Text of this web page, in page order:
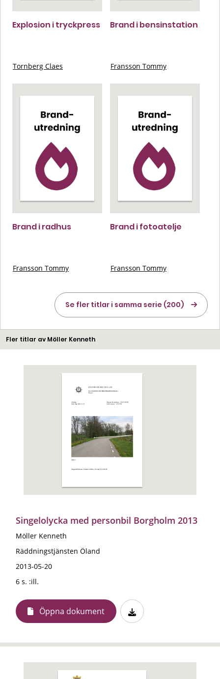
Explosion i tryckpress
Tornberg Claes
Brand i bensinstation
Fransson Tommy
Brand i radhus
Fransson Tommy
Brand i fotoatelje
Fransson Tommy
Se fler titlar i samma serie (200)
Fler titlar av Möller Kenneth
Singelolycka med personbil Borgholm 2013
Möller Kenneth
Räddningstjänsten Öland
2013-05-20
6 s. :ill.
Öppna dokument